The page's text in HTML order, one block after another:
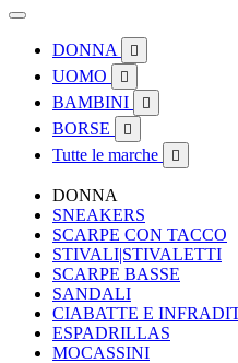
DONNA 
UOMO 
BAMBINI 
BORSE 
Tutte le marche 
DONNA
SNEAKERS
SCARPE CON TACCO
STIVALI|STIVALETTI
SCARPE BASSE
SANDALI
CIABATTE E
ESPADRILLAS
MOCASSINI